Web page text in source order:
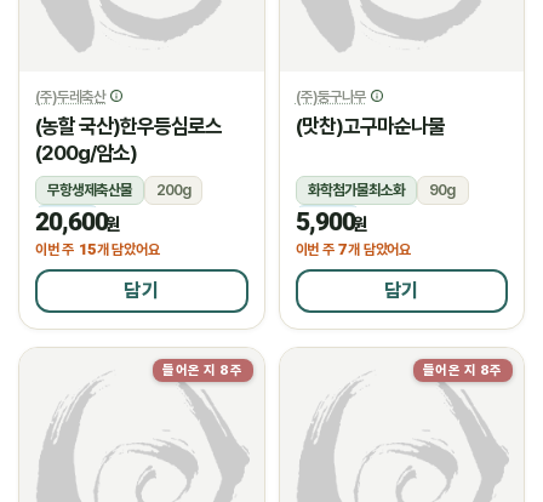
(주)두레축산
(농할 국산)한우등심로스
(200g/암소)
무항생제축산물
200g
냉장
20,600원
이번 주 15개 담았어요
담기
(주)둥구나무
(맛찬)고구마순나물
화학첨가물최소화
90g
냉장
5,900원
이번 주 7개 담았어요
담기
들어온 지 8주 들어온 지 8주